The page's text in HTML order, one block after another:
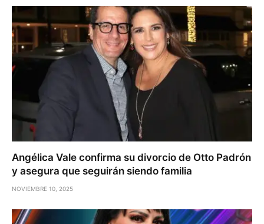
Angélica Vale confirma su divorcio de Otto Padrón
y asegura que seguirán siendo familia
NOVIEMBRE 10, 2025